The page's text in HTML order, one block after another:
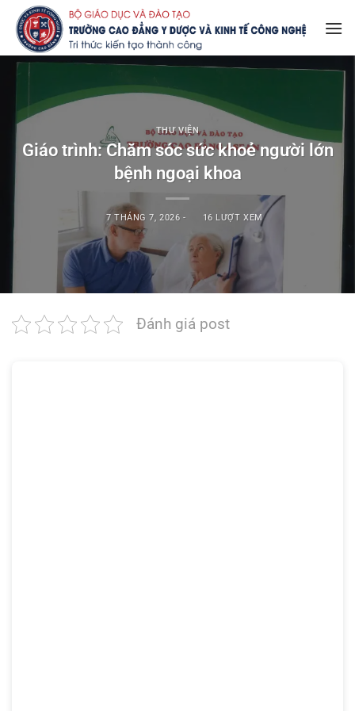
qua
dung
THƯ VIỆN
Giáo trình: Chăm sóc sức khoẻ người lớn
bệnh ngoại khoa
7 THÁNG 7, 2026 - 16 LƯỢT XEM
Đánh giá post